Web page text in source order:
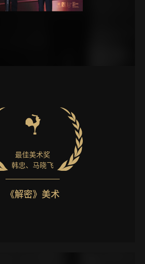
最佳美术奖
韩忠、马晓飞
《解密》美术